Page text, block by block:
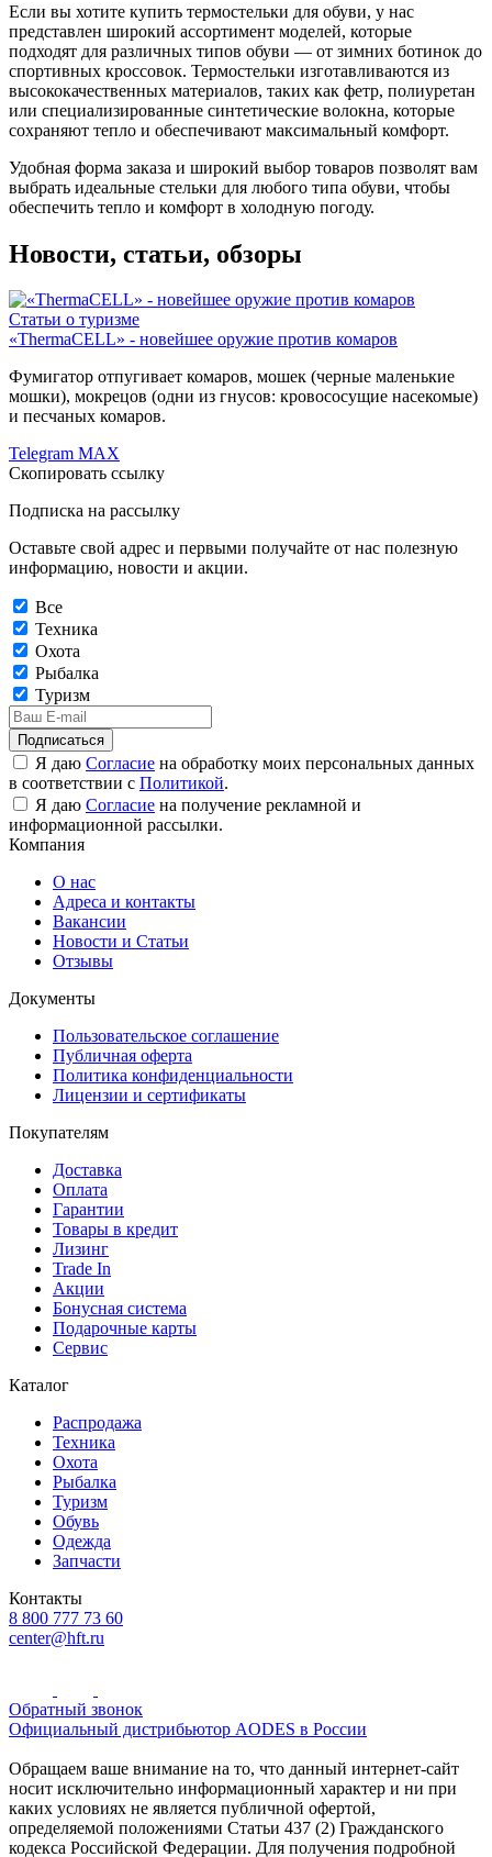
Если вы хотите купить термостельки для обуви, у нас
представлен широкий ассортимент моделей, которые
подходят для различных типов обуви — от зимних ботинок до
спортивных кроссовок. Термостельки изготавливаются из
высококачественных материалов, таких как фетр, полиуретан
или специализированные синтетические волокна, которые
сохраняют тепло и обеспечивают максимальный комфорт.
Удобная форма заказа и широкий выбор товаров позволят вам
выбрать идеальные стельки для любого типа обуви, чтобы
обеспечить тепло и комфорт в холодную погоду.
Новости, статьи, обзоры
Статьи о туризме
«ThermaCELL» - новейшее оружие против комаров
Фумигатор отпугивает комаров, мошек (черные маленькие
мошки), мокрецов (одни из гнусов: кровососущие насекомые)
и песчаных комаров.
Telegram MAX
Скопировать ссылку
Подписка на рассылку
Оставьте свой адрес и первыми получайте от нас полезную
информацию, новости и акции.
Все
Техника
Охота
Рыбалка
Туризм
Подписаться
Я даю Согласие на обработку моих персональных данных
в соответствии с Политикой.
Я даю Согласие на получение рекламной и
информационной рассылки.
Компания
О нас
Адреса и контакты
Вакансии
Новости и Статьи
Отзывы
Документы
Пользовательское соглашение
Публичная оферта
Политика конфиденциальности
Лицензии и сертификаты
Покупателям
Доставка
Оплата
Гарантии
Товары в кредит
Лизинг
Trade In
Акции
Бонусная система
Подарочные карты
Сервис
Каталог
Распродажа
Техника
Охота
Рыбалка
Туризм
Обувь
Одежда
Запчасти
Контакты
8 800 777 73 60
center@hft.ru
Обратный звонок
Официальный дистрибьютор AODES в России
Обращаем ваше внимание на то, что данный интернет-сайт
носит исключительно информационный характер и ни при
каких условиях не является публичной офертой,
определяемой положениями Статьи 437 (2) Гражданского
кодекса Российской Федерации. Для получения подробной